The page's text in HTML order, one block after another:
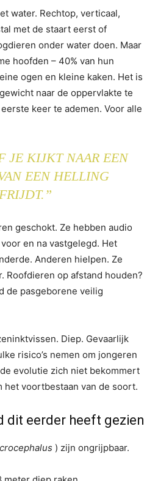
water. Rechtop, verticaal,
met de staart eerst of
onder water doen. Maar
hoofden – 40% van hun
ogen en kleine kaken. Het is
naar de oppervlakte te
keer te ademen. Voor alle
JE KIJKT NAAR EEN
EEN HELLING
geschokt. Ze hebben audio
en na vastgelegd. Het
Anderen hielpen. Ze
Roofdieren op afstand houden?
de pasgeborene veilig
Diep. Gevaarlijk
risico’s nemen om jongeren
evolutie zich niet bekommert
het voortbestaan ​​van de soort.
dit eerder heeft gezien
) zijn ongrijpbaar.